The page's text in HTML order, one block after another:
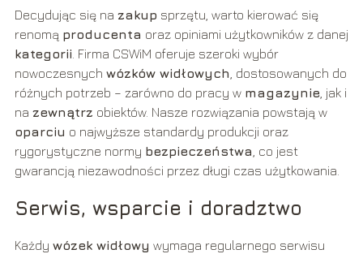
Decydując się na zakup sprzętu, warto kierować się
renomą producenta oraz opiniami użytkowników z danej
kategorii . Firma CSWiM oferuje szeroki wybór
nowoczesnych wózków widłowych , dostosowanych do
różnych potrzeb – zarówno do pracy w magazynie, jak i
na zewnątrz obiektów. Nasze rozwiązania powstają w
oparciu o najwyższe standardy produkcji oraz
rygorystyczne normy bezpieczeństwa , co jest
gwarancją niezawodności przez długi czas użytkowania.
Serwis, wsparcie i doradztwo
Każdy wózek widłowy wymaga regularnego serwisu